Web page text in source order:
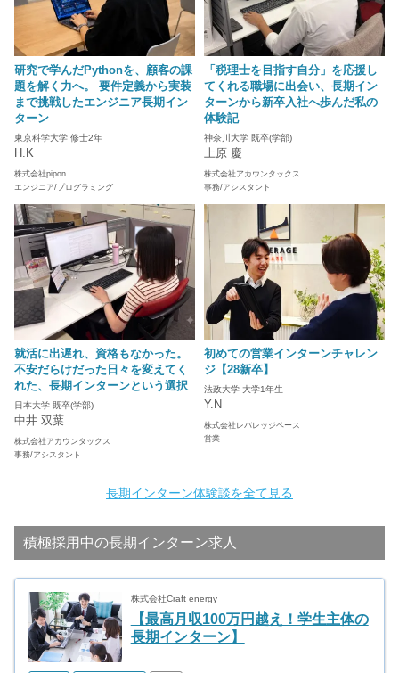
研究で学んだPythonを、顧客の課
題を解く力へ。 要件定義から実装
まで挑戦したエンジニア長期イン
ターン
東京科学大学 修士2年
H.K
株式会社pipon
エンジニア/プログラミング
「税理士を目指す自分」を応援し
てくれる職場に出会い、長期イン
ターンから新卒入社へ歩んだ私の
体験記
神奈川大学 既卒(学部)
上原 慶
株式会社アカウンタックス
事務/アシスタント
就活に出遅れ、資格もなかった。
不安だらけだった日々を変えてく
れた、長期インターンという選択
日本大学 既卒(学部)
中井 双葉
株式会社アカウンタックス
事務/アシスタント
初めての営業インターンチャレン
ジ【28新卒】
法政大学 大学1年生
Y.N
株式会社レバレッジベース
営業
長期インターン体験談を全て見る
積極採用中の長期インターン求人
株式会社Craft energy
【最高月収100万円越え！学生主体の
長期インターン】